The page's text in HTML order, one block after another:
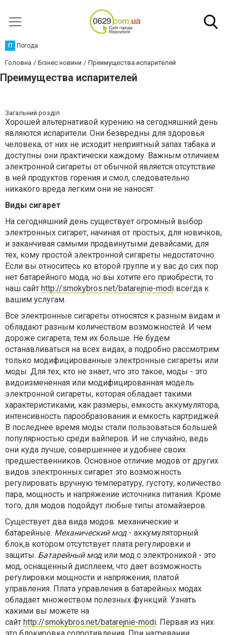
П Погода
Головна Бізнес новини Преимущества испарителей
Преимущества испарителей
Загальний розділ
Хорошей альтернативой курению на сегодняшний день
являются испарители. Они безвредны для здоровья
человека, от них не исходит неприятный запах табака и
доступны они практически каждому. Важным отличием
электронной сигареты от обычной является отсутствие
в ней продуктов горения и смол, следовательно
никакого вреда легким они не наносят.
Виды сигарет
На сегодняшний день существует огромный выбор
электронных сигарет, начиная от простых, для новичков,
и заканчивая самыми продвинутыми девайсами, для
тех, кому простой электронной сигареты недостаточно.
Если вы относитесь ко второй группе и у вас до сих пор
нет батарейного мода, но вы хотите его приобрести, то
наш сайт http://smokybros.net/batarejnie-modi всегда к
вашим услугам.
Все электронные сигареты относятся к разным видам и
обладают разным количеством возможностей. И чем
дороже сигарета, тем их больше. Не будем
останавливаться на всех видах, а подробно рассмотрим
только модифицированные электронные сигареты или
моды. Для тех, кто не знает, что это такое, моды - это
видоизмененная или модифицированная модель
электронной сигареты, которая обладает такими
характеристиками, как размеры, емкость аккумулятора,
интенсивность парообразования и емкость картриджей.
В последнее время моды стали пользоваться большей
популярностью среди вайперов. И не случайно, ведь
они куда лучше, совершеннее и удобнее своих
предшественников. Основное отличие модов от других
видов электронных сигарет это возможность
регулировать вручную температуру, густоту, количество
пара, мощность и напряжение источника питания. Кроме
того, для модов подойдут любые типы атомайзеров.
Существует два вида модов: механические и
батарейные. Механический мод - аккумуляторный
блок,в котором отсутствует плата регулировки и
защиты. Батарейный мод или мод с электроникой - это
мод, оснащенный дисплеем, что дает возможность
регулировки мощности и напряжения, платой
управления. Плата управления в батарейных модах
обладает множеством полезных функций. Узнать
какими вы можете на
сайт http://smokybros.net/batarejnie-modi. Первая из них